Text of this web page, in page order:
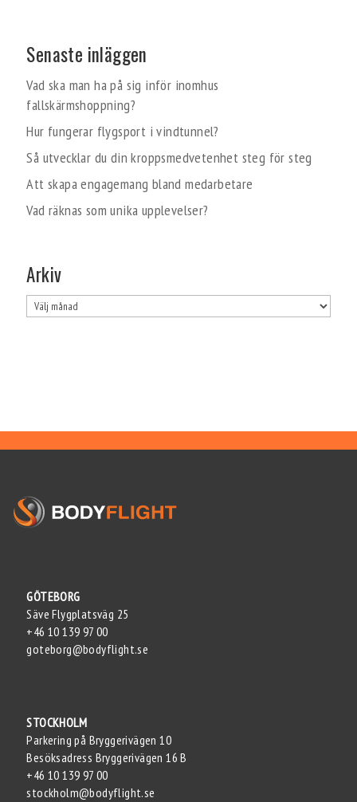
Senaste inläggen
Vad ska man ha på sig inför inomhus
fallskärmshoppning?
Hur fungerar flygsport i vindtunnel?
Så utvecklar du din kroppsmedvetenhet steg för steg
Att skapa engagemang bland medarbetare
Vad räknas som unika upplevelser?
Arkiv
Arkiv
GÖTEBORG
Säve Flygplatsväg 25
+46 10 139 97 00
goteborg@bodyflight.se
STOCKHOLM
Parkering på Bryggerivägen 10
Besöksadress Bryggerivägen 16 B
+46 10 139 97 00
stockholm@bodyflight.se